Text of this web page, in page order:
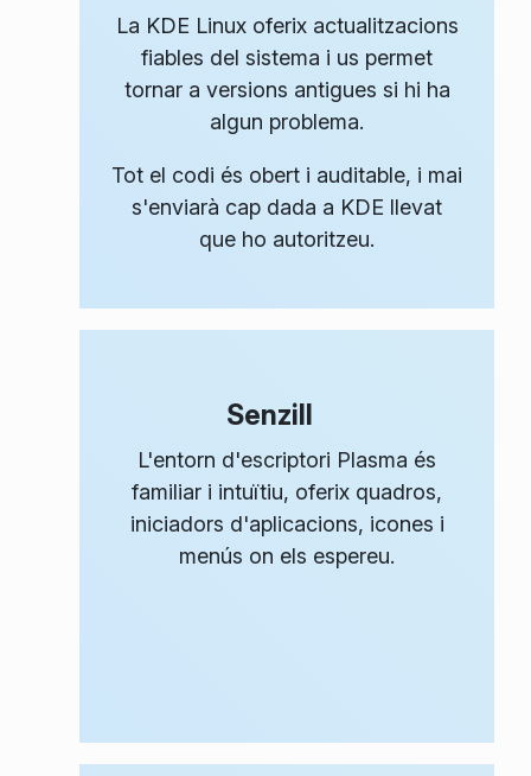
La KDE Linux oferix actualitzacions
fiables del sistema i us permet
tornar a versions antigues si hi ha
algun problema.
Tot el codi és obert i auditable, i mai
s'enviarà cap dada a KDE llevat
que ho autoritzeu.
Senzill
L'entorn d'escriptori Plasma és
familiar i intuïtiu, oferix quadros,
iniciadors d'aplicacions, icones i
menús on els espereu.